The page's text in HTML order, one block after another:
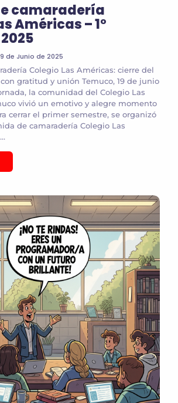
camaradería
Américas – 1°
de Junio de 2025
Colegio Las Américas: cierre del
gratitud y unión Temuco, 19 de junio
la comunidad del Colegio Las
vivió un emotivo y alegre momento
cerrar el primer semestre, se organizó
de camaradería Colegio Las